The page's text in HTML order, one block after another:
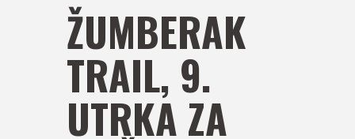
ŽUMBERAK
TRAIL, 9.
UTRKA ZA